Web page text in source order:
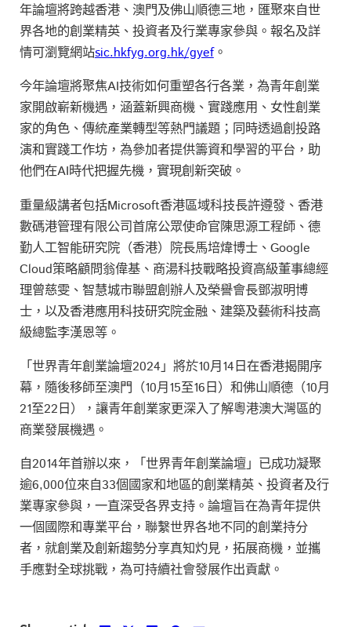
年論壇將跨越香港、澳門及佛山順德三地，匯聚來自世
界各地的創業精英、投資者及行業專家參與。報名及詳
情可瀏覽網站sic.hkfyg.org.hk/gyef。
今年論壇將聚焦AI技術如何重塑各行各業，為青年創業
家開啟嶄新機遇，涵蓋新興商機、實踐應用、女性創業
家的角色、傳統產業轉型等熱門議題；同時透過創投路
演和實踐工作坊，為參加者提供籌資和學習的平台，助
他們在AI時代把握先機，實現創新突破。
重量級講者包括Microsoft香港區域科技長許遵發、香港
數碼港管理有限公司首席公眾使命官陳思源工程師、德
勤人工智能研究院（香港）院長馬培煒博士、Google
Cloud策略顧問翁偉基、商湯科技戰略投資高級董事總經
理曾慈雯、智慧城市聯盟創辦人及榮譽會長鄧淑明博
士，以及香港應用科技研究院金融、建築及藝術科技高
級總監李漢恩等。
「世界青年創業論壇2024」將於10月14日在香港揭開序
幕，隨後移師至澳門（10月15至16日）和佛山順德（10月
21至22日），讓青年創業家更深入了解粵港澳大灣區的
商業發展機遇。
自2014年首辦以來，「世界青年創業論壇」已成功凝聚
逾6,000位來自33個國家和地區的創業精英、投資者及行
業專家參與，一直深受各界支持。論壇旨在為青年提供
一個國際和專業平台，聯繫世界各地不同的創業持分
者，就創業及創新趨勢分享真知灼見，拓展商機，並攜
手應對全球挑戰，為可持續社會發展作出貢獻。